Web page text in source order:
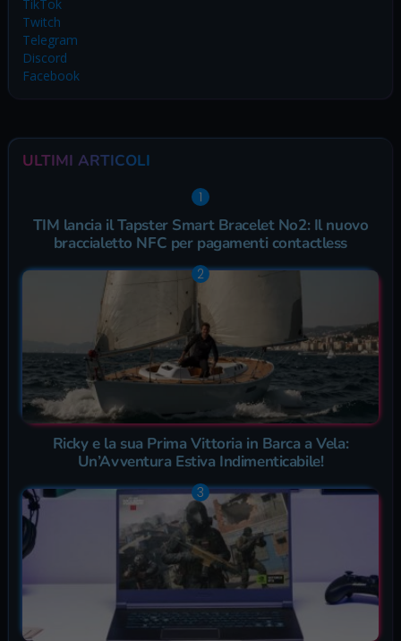
TikTok
Twitch
Telegram
Discord
Facebook
ULTIMI ARTICOLI
TIM lancia il Tapster Smart Bracelet No2: Il nuovo
braccialetto NFC per pagamenti contactless
Ricky e la sua Prima Vittoria in Barca a Vela:
Un’Avventura Estiva Indimenticabile!